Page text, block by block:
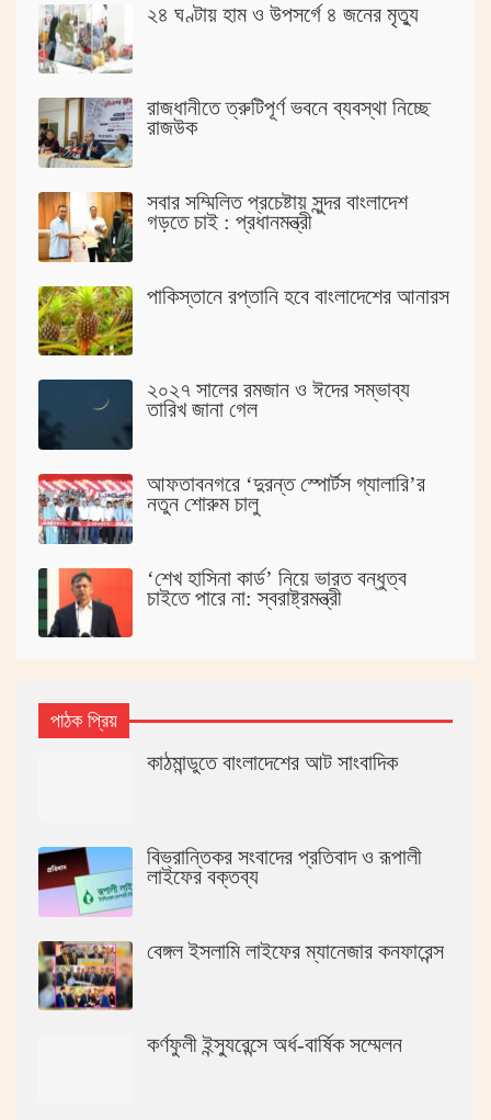
২৪ ঘণ্টায় হাম ও উপসর্গে ৪ জনের মৃত্যু
রাজধানীতে ত্রুটিপূর্ণ ভবনে ব্যবস্থা নিচ্ছে
রাজউক
সবার সম্মিলিত প্রচেষ্টায় সুন্দর বাংলাদেশ
গড়তে চাই : প্রধানমন্ত্রী
পাকিস্তানে রপ্তানি হবে বাংলাদেশের আনারস
২০২৭ সালের রমজান ও ঈদের সম্ভাব্য
তারিখ জানা গেল
আফতাবনগরে ‘দুরন্ত স্পোর্টস গ্যালারি’র
নতুন শোরুম চালু
‘শেখ হাসিনা কার্ড’ নিয়ে ভারত বন্ধুত্ব
চাইতে পারে না: স্বরাষ্ট্রমন্ত্রী
পাঠক প্রিয়
কাঠমান্ডুতে বাংলাদেশের আট সাংবাদিক
বিভ্রান্তিকর সংবাদের প্রতিবাদ ও রূপালী
লাইফের বক্তব্য
বেঙ্গল ইসলামি লাইফের ম্যানেজার কনফারেন্স
কর্ণফুলী ইন্স্যুরেন্সে অর্ধ-বার্ষিক সম্মেলন